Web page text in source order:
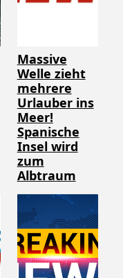
Massive
Welle zieht
mehrere
Urlauber ins
Meer!
Spanische
Insel wird
zum
Albtraum